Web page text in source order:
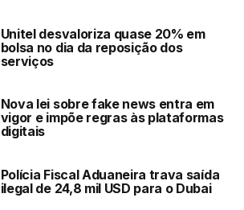
Unitel desvaloriza quase 20% em
bolsa no dia da reposição dos
serviços
Nova lei sobre fake news entra em
vigor e impõe regras às plataformas
digitais
Polícia Fiscal Aduaneira trava saída
ilegal de 24,8 mil USD para o Dubai